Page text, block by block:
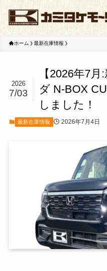
ホーム 最新在庫情報
【2026年7
ダ N-BOX
しました！
2026
7/03
最新在庫情報 2026年7月4日